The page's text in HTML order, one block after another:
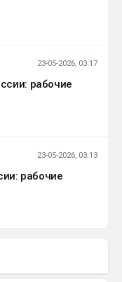
23-05-2026, 03:17
рабочие
23-05-2026, 03:13
рабочие